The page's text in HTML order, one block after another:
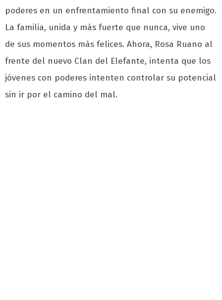
poderes en un enfrentamiento final con su enemigo.
La familia, unida y más fuerte que nunca, vive uno
de sus momentos más felices. Ahora, Rosa Ruano al
frente del nuevo Clan del Elefante, intenta que los
jóvenes con poderes intenten controlar su potencial
sin ir por el camino del mal.